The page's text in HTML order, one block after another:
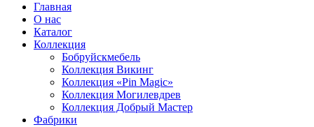
Главная
О нас
Каталог
Коллекция
Бобруйскмебель
Коллекция Викинг
Коллекция «Pin Magic»
Коллекция Могилевдрев
Коллекция Добрый Мастер
Фабрики